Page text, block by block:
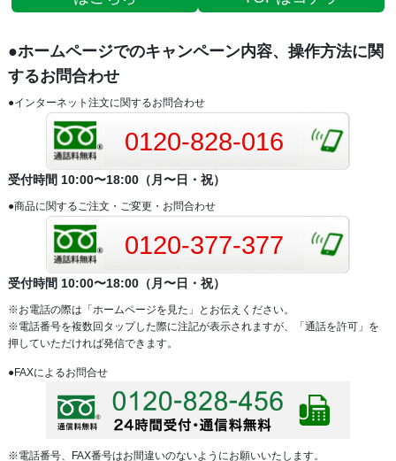
●ホームページでのキャンペーン内容、操作方法に関
するお問合わせ
●インターネット注文に関するお問合わせ
0120-828-016
受付時間 10:00〜18:00（月〜日・祝）
●商品に関するご注文・ご変更・お問合わせ
0120-377-377
受付時間 10:00〜18:00（月〜日・祝）
※お電話の際は「ホームページを見た」とお伝えください。
※電話番号を複数回タップした際に注記が表示されますが、「通話を許可」を
押していただければ発信できます。
●FAXによるお問合せ
※電話番号、FAX番号はお間違いのないようにお願いいたします。